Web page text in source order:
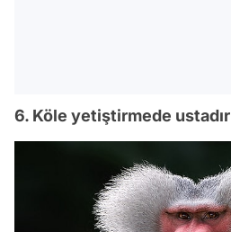
6. Köle yetiştirmede ustadır